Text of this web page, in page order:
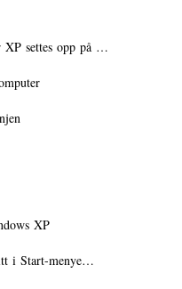
XP settes opp på …
XP
i Start-menye…